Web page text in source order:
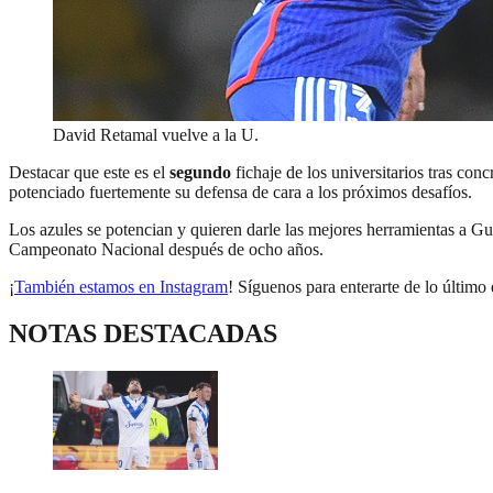
David Retamal vuelve a la U.
Destacar que este es el segundo fichaje de los universitarios tras
potenciado fuertemente su defensa de cara a los próximos desafíos.
Los azules se potencian y quieren darle las mejores herramientas a
Campeonato Nacional después de ocho años.
¡También estamos en Instagram! Síguenos para enterarte de lo último
NOTAS DESTACADAS